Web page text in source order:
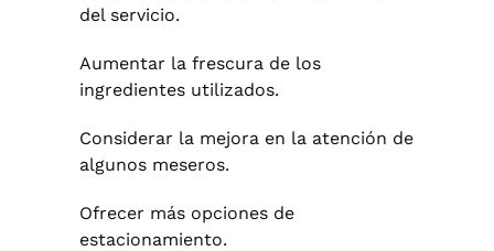
del servicio.
Aumentar la frescura de los
ingredientes utilizados.
Considerar la mejora en la atención de
algunos meseros.
Ofrecer más opciones de
estacionamiento.